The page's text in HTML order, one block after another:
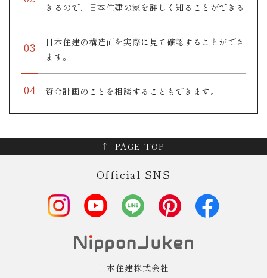
きるので、
日本住建の家を詳しく知ることができる
日本住建の構造面を実際に見て確認することができ
ます。
資金計画のことを相談することもできます。
PAGE TOP
Official SNS
日本住建株式会社